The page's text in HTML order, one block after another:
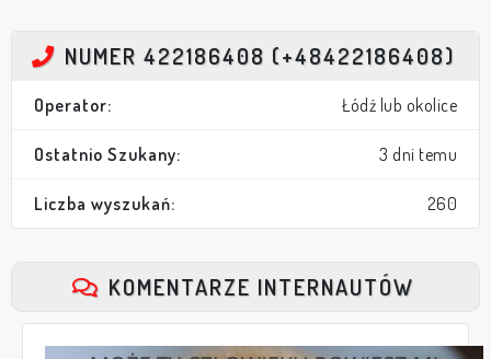
NUMER 422186408 (+48422186408)
Operator: Łódź lub okolice
Ostatnio Szukany: 3 dni temu
Liczba wyszukań: 260
KOMENTARZE INTERNAUTÓW